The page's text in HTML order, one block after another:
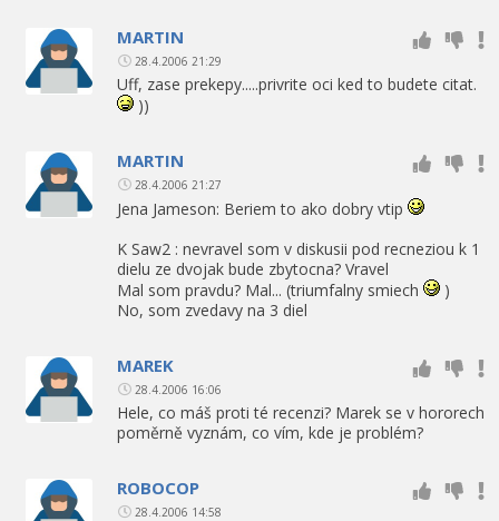
MARTIN
28.4.2006 21:29
Uff, zase prekepy.....privrite oci ked to budete citat.
))
MARTIN
28.4.2006 21:27
Jena Jameson: Beriem to ako dobry vtip
K Saw2 : nevravel som v diskusii pod recneziou k 1
dielu ze dvojak bude zbytocna? Vravel
Mal som pravdu? Mal... (triumfalny smiech
)
No, som zvedavy na 3 diel
MAREK
28.4.2006 16:06
Hele, co máš proti té recenzi? Marek se v hororech
poměrně vyznám, co vím, kde je problém?
ROBOCOP
28.4.2006 14:58